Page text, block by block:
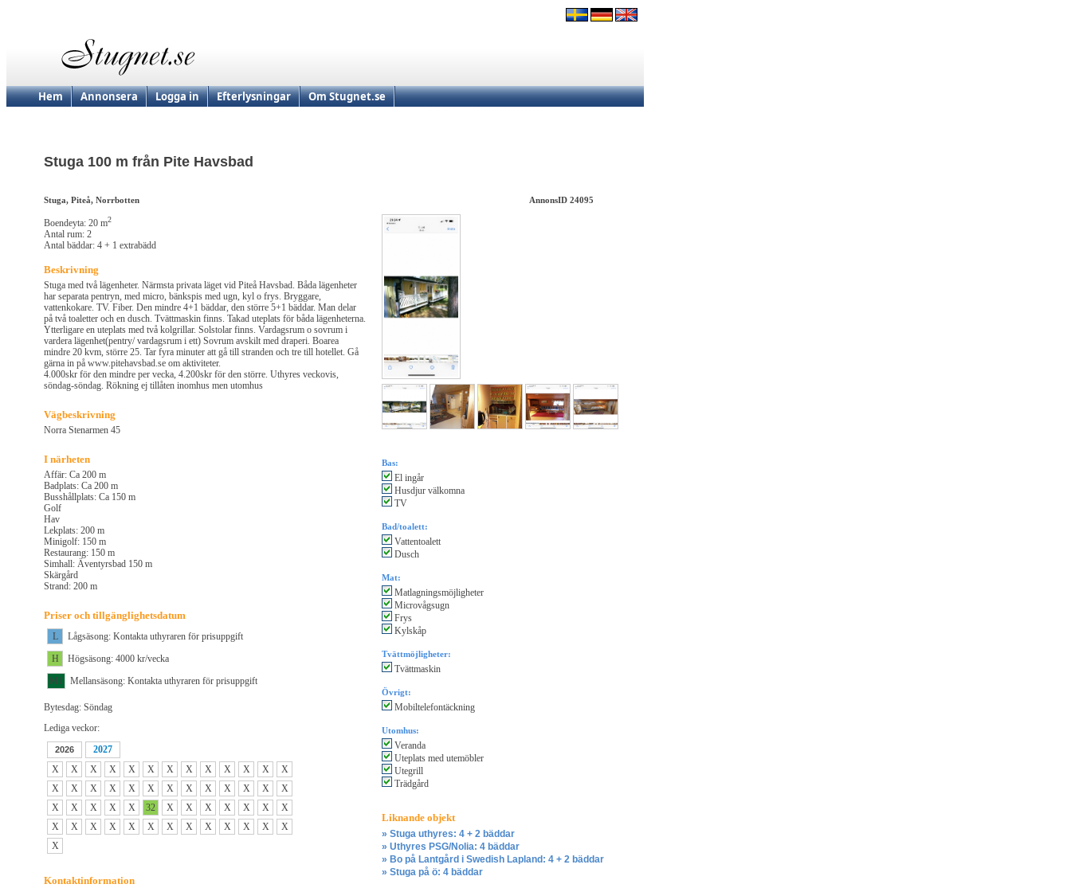
Hem Annonsera Logga in Efterlysningar Om Stugnet.se
Stuga 100 m från Pite Havsbad
Stuga, Piteå, Norrbotten AnnonsID 24095
Boendeyta: 20 m2
Antal rum: 2
Antal bäddar: 4 + 1 extrabädd
Beskrivning
Stuga med två lägenheter. Närmsta privata läget vid Piteå Havsbad. Båda lägenheter
har separata pentryn, med micro, bänkspis med ugn, kyl o frys. Bryggare,
vattenkokare. TV. Fiber. Den mindre 4+1 bäddar, den större 5+1 bäddar. Man delar
på två toaletter och en dusch. Tvättmaskin finns. Takad uteplats för båda lägenheterna.
Ytterligare en uteplats med två kolgrillar. Solstolar finns. Vardagsrum o sovrum i
vardera lägenhet(pentry/ vardagsrum i ett) Sovrum avskilt med draperi. Boarea
mindre 20 kvm, större 25. Tar fyra minuter att gå till stranden och tre till hotellet. Gå
gärna in på www.pitehavsbad.se om aktiviteter.
4.000skr för den mindre per vecka, 4.200skr för den större. Uthyres veckovis,
söndag-söndag. Rökning ej tillåten inomhus men utomhus
Vägbeskrivning
Norra Stenarmen 45
I närheten
Affär: Ca 200 m
Badplats: Ca 200 m
Busshållplats: Ca 150 m
Golf
Hav
Lekplats: 200 m
Minigolf: 150 m
Restaurang: 150 m
Simhall: Äventyrsbad 150 m
Skärgård
Strand: 200 m
Priser och tillgänglighetsdatum
L
Lågsäsong: Kontakta uthyraren för prisuppgift
H
Högsäsong: 4000 kr/vecka
M1
Mellansäsong: Kontakta uthyraren för prisuppgift
Bytesdag: Söndag
Lediga veckor:
2026
2027
X
X X X X X X X X X X X
X
X
X X X X X X X X X X X
X
X
X X X X 32 X X X X X X
X
X
X X X X X X X X X X X
X
X
Kontaktinformation
Bas:
El ingår
Husdjur välkomna
TV
Bad/toalett:
Vattentoalett
Dusch
Mat:
Matlagningsmöjligheter
Microvågsugn
Frys
Kylskåp
Tvättmöjligheter:
Tvättmaskin
Övrigt:
Mobiltelefontäckning
Utomhus:
Veranda
Uteplats med utemöbler
Utegrill
Trädgård
Liknande objekt
» Stuga uthyres: 4 + 2 bäddar
» Uthyres PSG/Nolia: 4 bäddar
» Bo på Lantgård i Swedish Lapland: 4 + 2 bäddar
» Stuga på ö: 4 bäddar